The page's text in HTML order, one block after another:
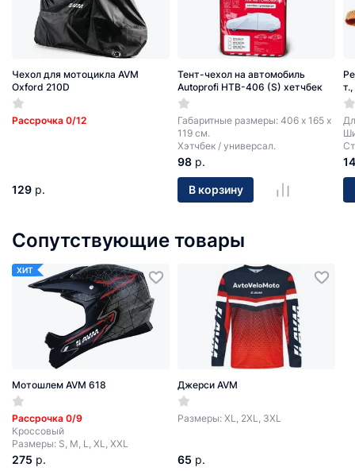
Чехол для мотоцикла AVM
Oxford 210D
Рассрочка 0/12
129 р.
Тент-чехол на автомобиль
Autoprofi HTB-406 (S) хетчбек
Габаритные размеры: 406 х 165 х
119 см.
Хэтчбек / универсал.
98 р.
В корзину
14
Сопутствующие товары
ХИТ
Мотошлем AVM 618
Рассрочка 0/9
Кроссовый
Размеры: S, M, L, XL, XXL
275 р.
Джерси AVM
Размеры: XL, 2XL, 3XL
65 р.